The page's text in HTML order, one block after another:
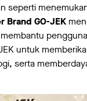
seperti
Brand GO-JEK
untuk
serta